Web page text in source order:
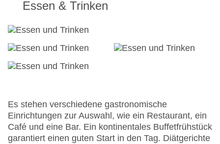
Mastercard, Visa
Essen & Trinken
Es stehen verschiedene gastronomische
Einrichtungen zur Auswahl, wie ein Restaurant, ein
Café und eine Bar. Ein kontinentales Buffetfrühstück
garantiert einen guten Start in den Tag. Diätgerichte